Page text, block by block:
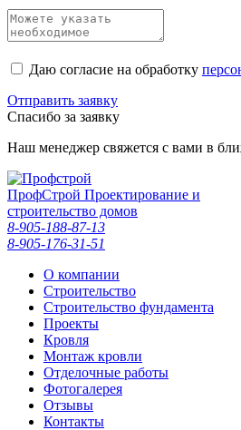
Даю согласие на обработку
Отправить заявку
Спасибо за заявку
Наш менеджер свяжется с вами в
ПрофСтрой Проектирование и
строительство домов
8-905-188-87-13
8-905-176-31-51
О компании
Строительство
Строительство фундамента
Проекты
Кровля
Монтаж кровли
Отделочные работы
Фотогалерея
Отзывы
Контакты